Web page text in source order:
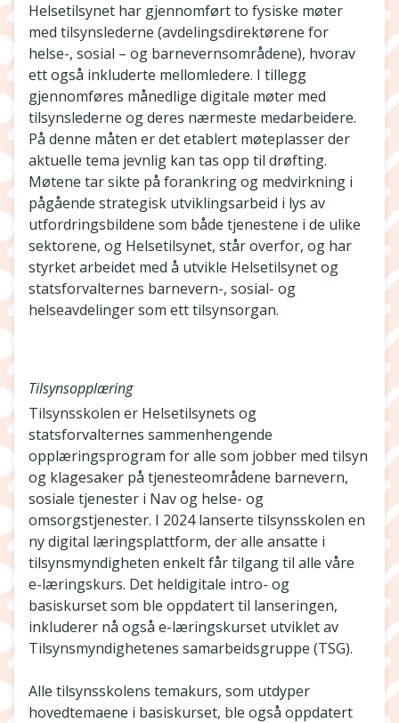
Helsetilsynet har gjennomført to fysiske møter
med tilsynslederne (avdelingsdirektørene for
helse-, sosial – og barnevernsområdene), hvorav
ett også inkluderte mellomledere. I tillegg
gjennomføres månedlige digitale møter med
tilsynslederne og deres nærmeste medarbeidere.
På denne måten er det etablert møteplasser der
aktuelle tema jevnlig kan tas opp til drøfting.
Møtene tar sikte på forankring og medvirkning i
pågående strategisk utviklingsarbeid i lys av
utfordringsbildene som både tjenestene i de ulike
sektorene, og Helsetilsynet, står overfor, og har
styrket arbeidet med å utvikle Helsetilsynet og
statsforvalternes barnevern-, sosial- og
helseavdelinger som ett tilsynsorgan.
Tilsynsopplæring
Tilsynsskolen er Helsetilsynets og
statsforvalternes sammenhengende
opplæringsprogram for alle som jobber med tilsyn
og klagesaker på tjenesteområdene barnevern,
sosiale tjenester i Nav og helse- og
omsorgstjenester. I 2024 lanserte tilsynsskolen en
ny digital læringsplattform, der alle ansatte i
tilsynsmyndigheten enkelt får tilgang til alle våre
e-læringskurs. Det heldigitale intro- og
basiskurset som ble oppdatert til lanseringen,
inkluderer nå også e-læringskurset utviklet av
Tilsynsmyndighetenes samarbeidsgruppe (TSG).
Alle tilsynsskolens temakurs, som utdyper
hovedtemaene i basiskurset, ble også oppdatert